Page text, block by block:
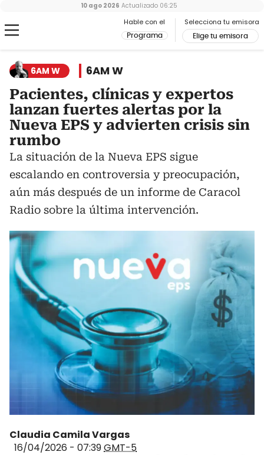
Hable con el
Programa
Selecciona tu emisora
Elige tu emisora
10 ago 2026 Actualizado 06:25
6AM W 6AM W
Pacientes, clínicas y expertos
lanzan fuertes alertas por la
Nueva EPS y advierten crisis sin
rumbo
La situación de la Nueva EPS sigue
escalando en controversia y preocupación,
aún más después de un informe de Caracol
Radio sobre la última intervención.
Claudia Camila Vargas
16/04/2026 - 07:39GMT-5